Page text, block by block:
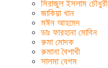
সিরাজুল ইসলাম চৌধুরী
জাকিয়া খান
মঈন আহমেদ
ডাঃ ফারহানা মোবিন
রুমা মোদক
রুমানা বৈশাখী
সালমা বেগম